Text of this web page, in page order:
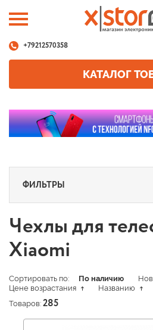
+79212570358
КАТАЛОГ
ФИЛЬТРЫ
Чехлы для
Xiaomi
Сортировать по: По наличию
Цене возрастания
Названию
Товаров: 285